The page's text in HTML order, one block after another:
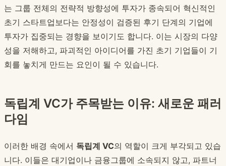
는 그룹 전체의 전략적 방향성에 투자가 종속되어 혁신적인
초기 스타트업보다는 안정성이 검증된 후기 단계의 기업에
투자가 집중되는 경향을 보이기도 합니다. 이는 시장의 다양
성을 저해하고, 파괴적인 아이디어를 가진 초기 기업들이 기
회를 놓치게 만드는 요인이 될 수 있습니다.
독립계 VC가 주목받는 이유: 새로운 패러
다임
이러한 배경 속에서 독립계 VC의 역할이 크게 부각되고 있습
니다. 이들은 대기업이나 금융그룹에 소속되지 않고, 파트너